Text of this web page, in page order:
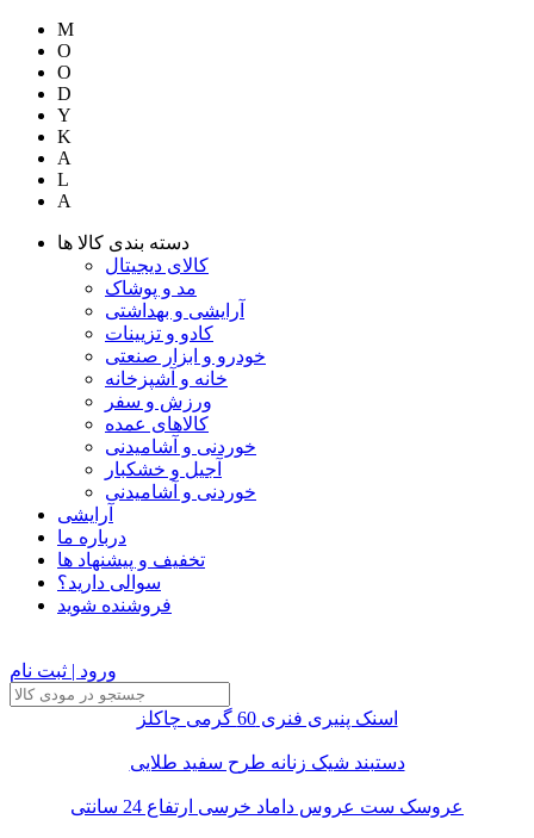
M
O
O
D
Y
K
A
L
A
دسته بندی کالا ها
کالای دیجیتال
مد و پوشاک
آرایشی و بهداشتی
کادو و تزیینات
خودرو و ابزار صنعتی
خانه و آشپزخانه
ورزش و سفر
کالاهای عمده
خوردنی و آشامیدنی
آجیل و خشکبار
خوردنی و آشامیدنی
آرایشی
درباره ما
تخفیف و پیشنهاد ها
سوالی دارید؟
فروشنده شوید
ورود | ثبت نام
اسنک پنیری فنری 60 گرمی چاکلز
دستبند شیک زنانه طرح سفید طلایی
عروسک ست عروس داماد خرسی ارتفاع 24 سانتی